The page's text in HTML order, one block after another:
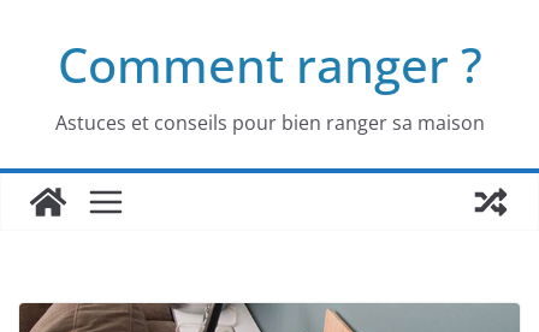
contenuComment ranger ?
Astuces et conseils pour bien ranger sa maison